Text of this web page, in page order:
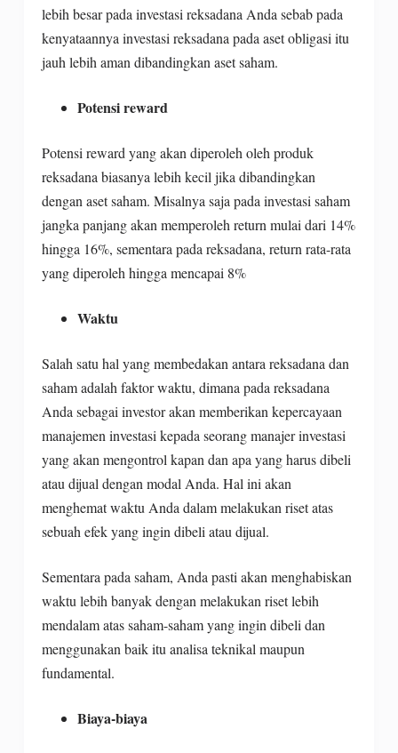
lebih besar pada investasi reksadana Anda sebab pada
kenyataannya investasi reksadana pada aset obligasi itu
jauh lebih aman dibandingkan aset saham.
Potensi reward
Potensi reward yang akan diperoleh oleh produk
reksadana biasanya lebih kecil jika dibandingkan
dengan aset saham. Misalnya saja pada investasi saham
jangka panjang akan memperoleh return mulai dari 14%
hingga 16%, sementara pada reksadana, return rata-rata
yang diperoleh hingga mencapai 8%
Waktu
Salah satu hal yang membedakan antara reksadana dan
saham adalah faktor waktu, dimana pada reksadana
Anda sebagai investor akan memberikan kepercayaan
manajemen investasi kepada seorang manajer investasi
yang akan mengontrol kapan dan apa yang harus dibeli
atau dijual dengan modal Anda. Hal ini akan
menghemat waktu Anda dalam melakukan riset atas
sebuah efek yang ingin dibeli atau dijual.
Sementara pada saham, Anda pasti akan menghabiskan
waktu lebih banyak dengan melakukan riset lebih
mendalam atas saham-saham yang ingin dibeli dan
menggunakan baik itu analisa teknikal maupun
fundamental.
Biaya-biaya